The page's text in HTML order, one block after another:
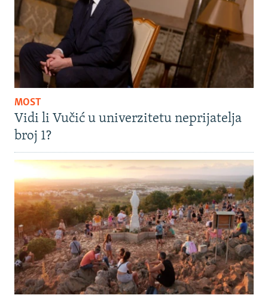
MOST
Vidi li Vučić u univerzitetu neprijatelja
broj 1?